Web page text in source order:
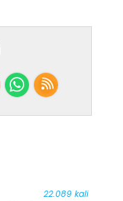
22.089 kali